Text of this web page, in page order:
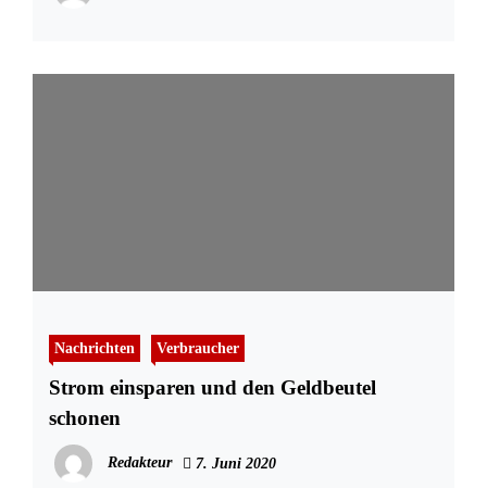
Nachrichten Verbraucher
Strom einsparen und den Geldbeutel
schonen
Redakteur 7. Juni 2020